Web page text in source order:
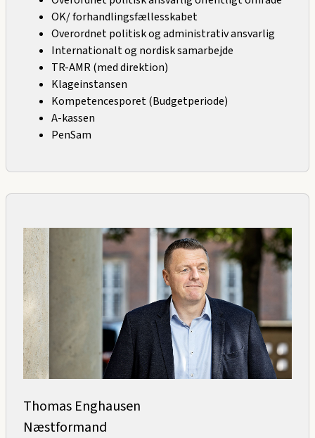
OK/ forhandlingsfællesskabet
Overordnet politisk og administrativ ansvarlig
Internationalt og nordisk samarbejde
TR-AMR (med direktion)
Klageinstansen
Kompetencesporet (Budgetperiode)
A-kassen
PenSam
Thomas Enghausen
Næstformand